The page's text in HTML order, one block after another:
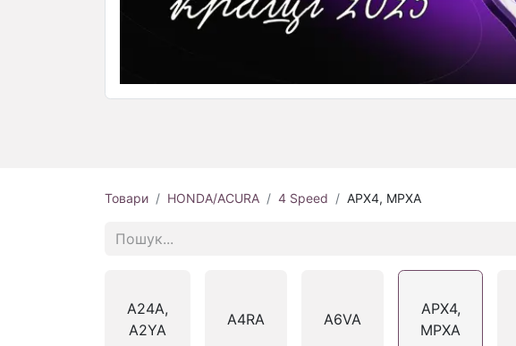
Товари HONDA/ACURA 4 Speed APX4, MPXA
A24A,
A2YA
A4RA A6VA
APX4,
MPXA